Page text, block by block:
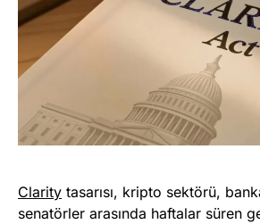
Clarity tasarısı, kripto sektörü,
senatörler arasında haftalar süren